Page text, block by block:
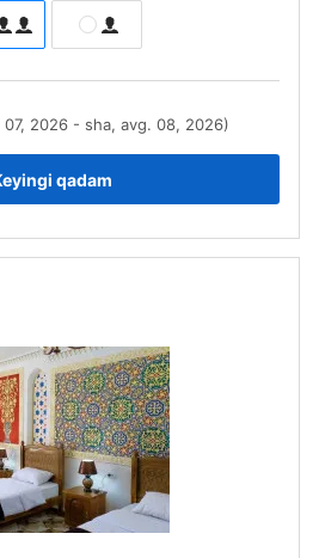
07, 2026 - sha, avg. 08, 2026)
qadam